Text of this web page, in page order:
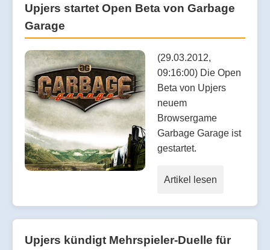
Upjers startet Open Beta von Garbage
Garage
(29.03.2012,
09:16:00) Die Open
Beta von Upjers
neuem
Browsergame
Garbage Garage ist
gestartet.
Artikel lesen
Upjers kündigt Mehrspieler-Duelle für